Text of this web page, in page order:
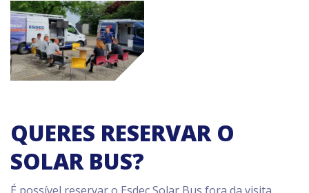
QUERES RESERVAR O
SOLAR BUS?